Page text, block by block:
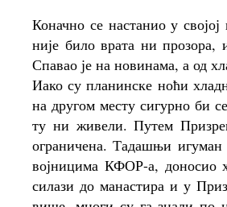
Коначно се настанио у
није било врата ни прозора,
Спавао је на новинама, а од
Иако су планинске ноћи
на другом месту сигурно би
ту ни живели. Путем
ограничена. Тадашњи игуман
војницима КФОР-а, доносио
силази до манастира и у